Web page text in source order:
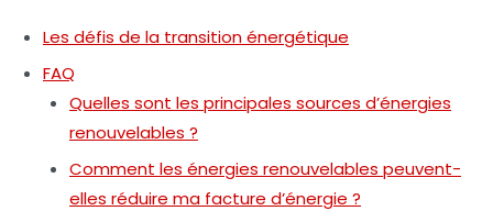
Les défis de la transition énergétique
FAQ
Quelles sont les principales sources d’énergies
renouvelables ?
Comment les énergies renouvelables peuvent-
elles réduire ma facture d’énergie ?